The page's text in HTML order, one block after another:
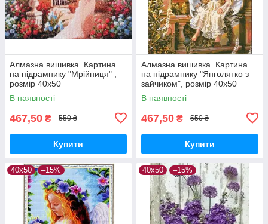
Алмазна вишивка. Картина
на підрамнику "Мрійниця" ,
розмір 40х50
В наявності
467,50 ₴ 550 ₴
Купити
Алмазна вишивка. Картина
на підрамнику "Янголятко з
зайчиком", розмір 40х50
В наявності
467,50 ₴ 550 ₴
Купити
40х50 –15% 40х50 –15%